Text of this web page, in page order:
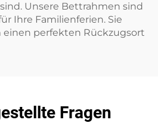
Unsere Bettrahmen sind
Ihre Familienferien. Sie
einen perfekten Rückzugsort
Fragen